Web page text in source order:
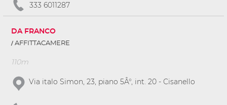
333 6011287
DA FRANCO
AFFITTACAMERE
110m
Via italo Simon, 23, piano 5Â°, int. 20 - Cisanello